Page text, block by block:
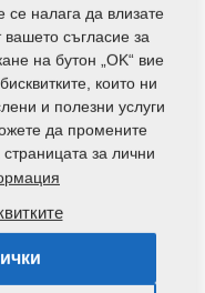
235
следните
се налага да влизате
съгласие за
на бутон „OK“ вие
които ни
и полезни услуги
да промените
за лични